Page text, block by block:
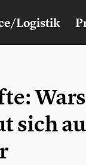
Logistik
sich